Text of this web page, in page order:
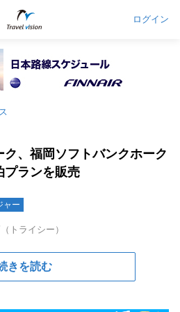
ログイン
ク、福岡ソフトバンクホーク
プランを販売
ャー
トライシー）
きを読む